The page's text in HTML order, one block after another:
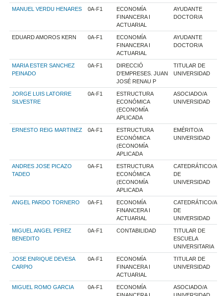
MANUEL VERDU HENARES 0A-F1
ECONOMÍA
FINANCERA I
ACTUARIAL
AYUDANTE
DOCTOR/A
EDUARD AMOROS KERN 0A-F1
ECONOMÍA
FINANCERA I
ACTUARIAL
AYUDANTE
DOCTOR/A
MARIA ESTER SANCHEZ
PEINADO
0A-F1
DIRECCIÓ
D'EMPRESES. JUAN
JOSÉ RENAU P
TITULAR DE
UNIVERSIDAD
JORGE LUIS LATORRE
SILVESTRE
0A-F1
ESTRUCTURA
ECONÓMICA
(ECONOMÍA
APLICADA
ASOCIADO/A
UNIVERSIDAD
ERNESTO REIG MARTINEZ 0A-F1
ESTRUCTURA
ECONÓMICA
(ECONOMÍA
APLICADA
EMÉRITO/A
UNIVERSIDAD
ANDRES JOSE PICAZO
TADEO
0A-F1
ESTRUCTURA
ECONÓMICA
(ECONOMÍA
APLICADA
CATEDRÁTICO/A
DE
UNIVERSIDAD
ANGEL PARDO TORNERO 0A-F1
ECONOMÍA
FINANCERA I
ACTUARIAL
CATEDRÁTICO/A
DE
UNIVERSIDAD
MIGUEL ANGEL PEREZ
BENEDITO
0A-F1 CONTABILIDAD
TITULAR DE
ESCUELA
UNIVERSITARIA
JOSE ENRIQUE DEVESA
CARPIO
0A-F1
ECONOMÍA
FINANCERA I
ACTUARIAL
TITULAR DE
UNIVERSIDAD
MIGUEL ROMO GARCIA 0A-F1
ECONOMÍA
FINANCERA I
ASOCIADO/A
UNIVERSIDAD